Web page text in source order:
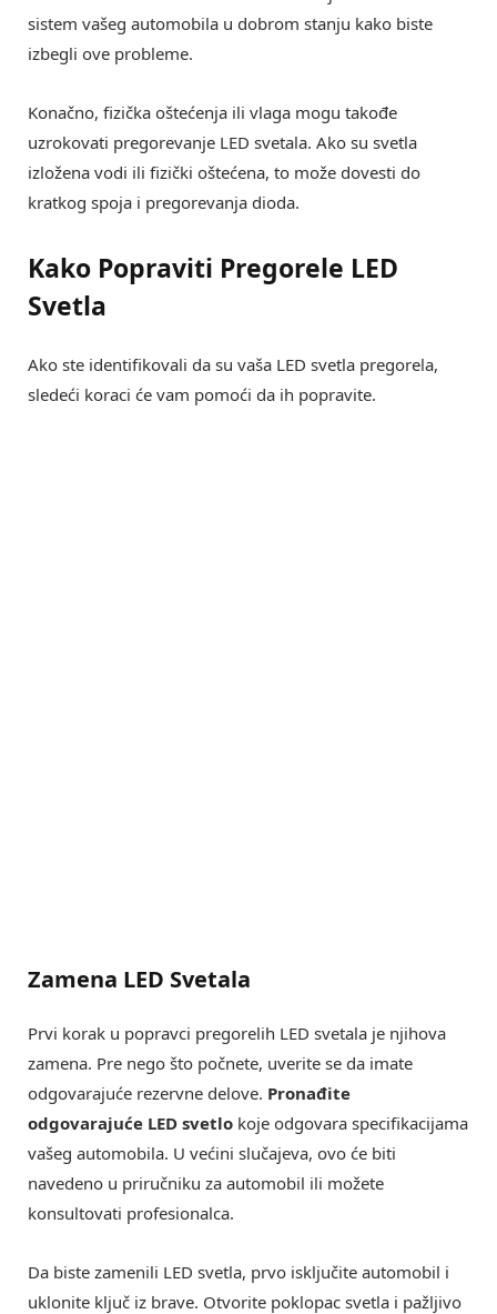
sistem vašeg automobila u dobrom stanju kako biste
izbegli ove probleme.
Konačno, fizička oštećenja ili vlaga mogu takođe
uzrokovati pregorevanje LED svetala. Ako su svetla
izložena vodi ili fizički oštećena, to može dovesti do
kratkog spoja i pregorevanja dioda.
Kako Popraviti Pregorele LED
Svetla
Ako ste identifikovali da su vaša LED svetla pregorela,
sledeći koraci će vam pomoći da ih popravite.
Zamena LED Svetala
Prvi korak u popravci pregorelih LED svetala je njihova
zamena. Pre nego što počnete, uverite se da imate
odgovarajuće rezervne delove. Pronađite
odgovarajuće LED svetlo koje odgovara specifikacijama
vašeg automobila. U većini slučajeva, ovo će biti
navedeno u priručniku za automobil ili možete
konsultovati profesionalca.
Da biste zamenili LED svetla, prvo isključite automobil i
uklonite ključ iz brave. Otvorite poklopac svetla i pažljivo